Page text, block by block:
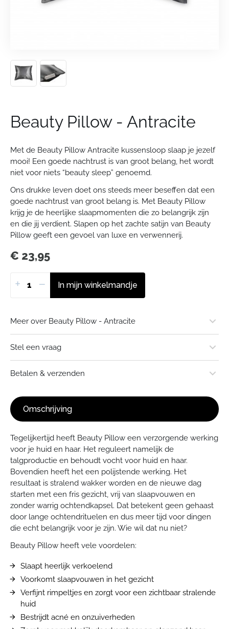
Beauty Pillow - Antracite
Met de Beauty Pillow Antracite kussensloop slaap je jezelf
mooi! Een goede nachtrust is van groot belang, het wordt
niet voor niets “beauty sleep” genoemd.
Ons drukke leven doet ons steeds meer beseffen dat een
goede nachtrust van groot belang is. Met Beauty Pillow
krijg je de heerlijke slaapmomenten die zo belangrijk zijn
en die jij verdient. Slapen op het zachte satijn van Beauty
Pillow geeft een gevoel van luxe en verwennerij.
€ 23,95
+ − In mijn winkelmandje
Meer over Beauty Pillow - Antracite
Beauty Pillow
Afmeting: 60x70 cm
Stel een vraag
Stuur een e-mail
Betalen & verzenden
Verzendkosten
Standaard € 3,95 - Gratis verzending vanaf € 50,-
Retourneren
Artikelen mogen binnen 14 dagen in originele verpakking en
zonder schade geretourneerd worden. De retourskosten zijn
voor eigen rekening.
Omschrijving
Tegelijkertijd heeft Beauty Pillow een verzorgende werking
voor je huid en haar. Het reguleert namelijk de
talgproductie en behoudt vocht voor huid en haar.
Bovendien heeft het een polijstende werking. Het
resultaat is stralend wakker worden en de nieuwe dag
starten met een fris gezicht, vrij van slaapvouwen en
zonder warrig ochtendkapsel. Dat betekent geen gehaast
door lange ochtendrituelen en dus meer tijd voor dingen
die echt belangrijk voor je zijn. Wie wil dat nu niet?
Beauty Pillow heeft vele voordelen:
Slaapt heerlijk verkoelend
Voorkomt slaapvouwen in het gezicht
Verfijnt rimpeltjes en zorgt voor een zichtbaar stralende
huid
Bestrijdt acné en onzuiverheden